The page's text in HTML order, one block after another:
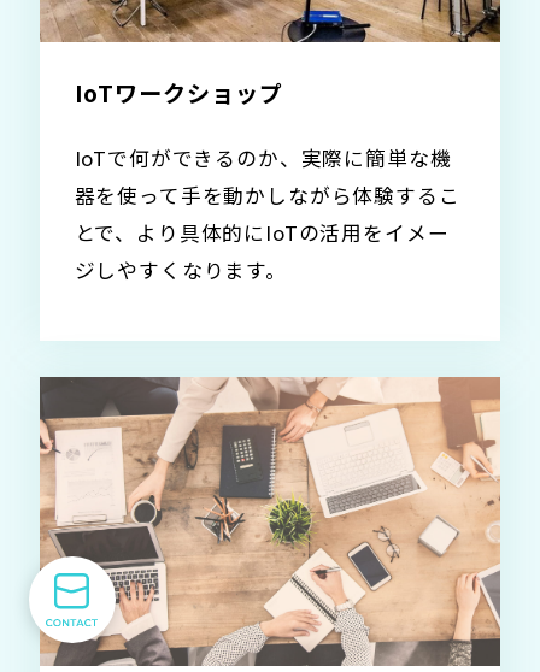
IoTワークショップ
IoTで何ができるのか、実際に簡単な機
器を使って手を動かしながら体験するこ
とで、より具体的にIoTの活用をイメー
ジしやすくなります。